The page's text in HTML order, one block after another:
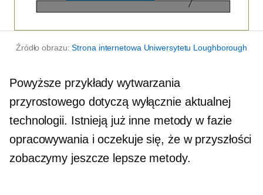
Źródło obrazu:Strona internetowa Uniwersytetu Loughborough
Powyższe przykłady wytwarzania
przyrostowego dotyczą wyłącznie aktualnej
technologii. Istnieją już inne metody w fazie
opracowywania i oczekuje się, że w przyszłości
zobaczymy jeszcze lepsze metody.